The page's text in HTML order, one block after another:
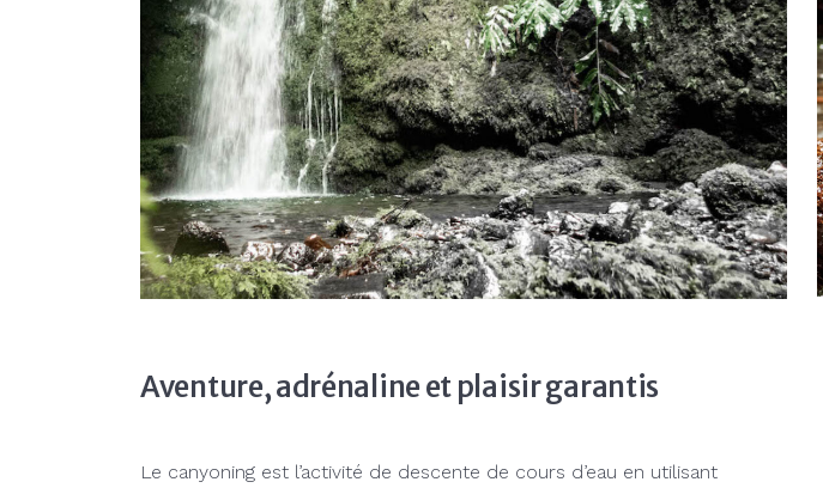
Aventure, adrénaline et plaisir garantis
Le canyoning est l’activité de descente de cours d’eau en utilisant